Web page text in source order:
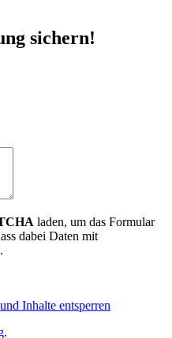
sichern!
laden, um das Formular
dabei Daten mit
Inhalte entsperren
.